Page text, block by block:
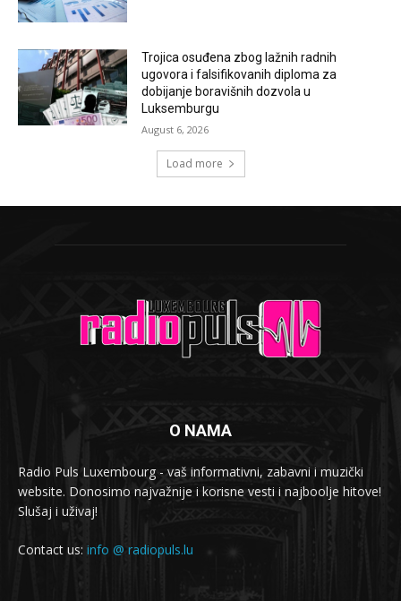
Trojica osuđena zbog lažnih radnih
ugovora i falsifikovanih diploma za
dobijanje boravišnih dozvola u
Luksemburgu
August 6, 2026
Load more
O NAMA
Radio Puls Luxembourg - vaš informativni, zabavni i muzički
website. Donosimo najvažnije i korisne vesti i najboolje hitove!
Slušaj i uživaj!
Contact us: info @ radiopuls.lu